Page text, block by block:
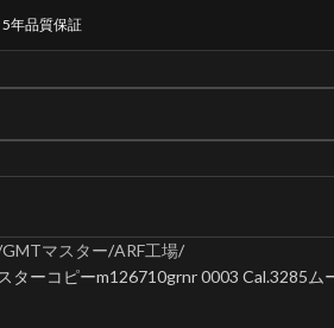
年品質保証
GMTマスター ARF工場
ターコピーm126710grnr 0003 Cal.3285ム